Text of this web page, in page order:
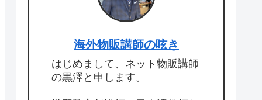
海外物販講師の呟き
はじめまして、ネット物販講師
の黒澤と申します。